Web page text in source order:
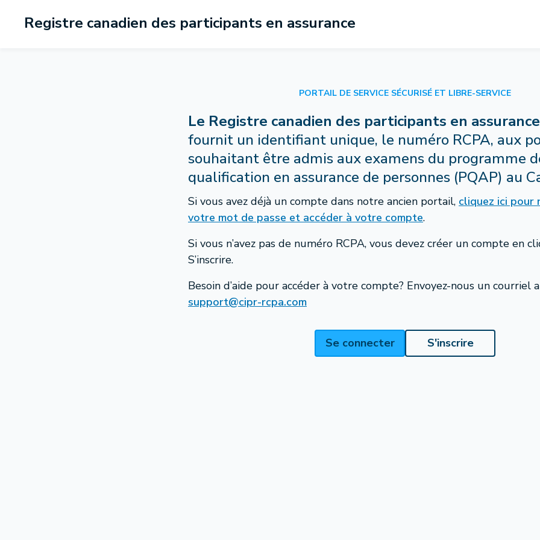
Registre canadien des participants en assurance
PORTAIL DE SERVICE SÉCURISÉ ET LIBRE-SERVICE
Le Registre canadien des participants en
fournit un identifiant unique, le numéro RCPA, aux
souhaitant être admis aux examens du programme
qualification en assurance de personnes (PQAP) au
Si vous avez déjà un compte dans notre ancien portail, cliquez ici pour
votre mot de passe et accéder à votre compte.
Si vous n’avez pas de numéro RCPA, vous devez créer un compte en
S’inscrire.
Besoin d’aide pour accéder à votre compte? Envoyez-nous un courriel
support@cipr-rcpa.com
Se connecter S'inscrire